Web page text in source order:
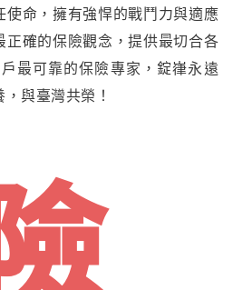
使命，擁有強悍的戰鬥力與適應
確的保險觀念，提供最切合各
最可靠的保險專家，錠嵂永遠
，與臺灣共榮！